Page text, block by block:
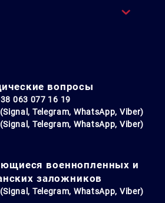
вопросы
063 077 16 19
Telegram, WhatsApp, Viber)
Telegram, WhatsApp, Viber)
военнопленных и
заложников
Telegram, WhatsApp, Viber)